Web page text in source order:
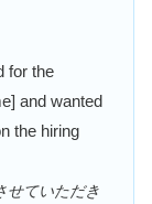
for the
and wanted
the hiring
せていただき